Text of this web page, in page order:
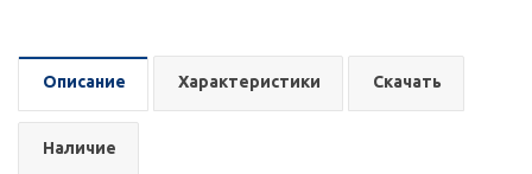
Описание Характеристики Скачать
Наличие